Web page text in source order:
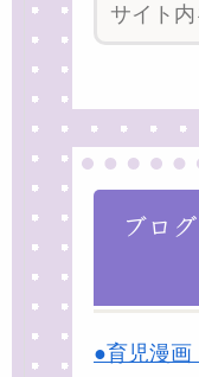
ブロ
●育児漫画